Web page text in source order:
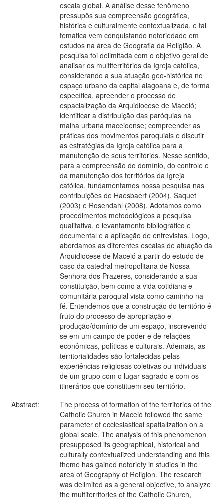
escala global. A análise desse fenômeno
pressupôs sua compreensão geográfica,
histórica e culturalmente contextualizada, e tal
temática vem conquistando notoriedade em
estudos na área de Geografia da Religião. A
pesquisa foi delimitada com o objetivo geral de
analisar os multiterritórios da Igreja católica,
considerando a sua atuação geo-histórica no
espaço urbano da capital alagoana e, de forma
específica, apreender o processo de
espacialização da Arquidiocese de Maceió;
identificar a distribuição das paróquias na
malha urbana maceioense; compreender as
práticas dos movimentos paroquiais e discutir
as estratégias da Igreja católica para a
manutenção de seus territórios. Nesse sentido,
para a compreensão do domínio, do controle e
da manutenção dos territórios da Igreja
católica, fundamentamos nossa pesquisa nas
contribuições de Haesbaert (2004), Saquet
(2003) e Rosendahl (2008). Adotamos como
procedimentos metodológicos a pesquisa
qualitativa, o levantamento bibliográfico e
documental e a aplicação de entrevistas. Logo,
abordamos as diferentes escalas de atuação da
Arquidiocese de Maceió a partir do estudo de
caso da catedral metropolitana de Nossa
Senhora dos Prazeres, considerando a sua
constituição, bem como a vida cotidiana e
comunitária paroquial vista como caminho na
fé. Entendemos que a construção do território é
fruto do processo de apropriação e
produção/domínio de um espaço, inscrevendo-
se em um campo de poder e de relações
econômicas, políticas e culturais. Ademais, as
territorialidades são fortalecidas pelas
experiências religiosas coletivas ou individuais
de um grupo com o lugar sagrado e com os
itinerários que constituem seu território.
Abstract:
The process of formation of the territories of the
Catholic Church in Maceió followed the same
parameter of ecclesiastical spatialization on a
global scale. The analysis of this phenomenon
presupposed its geographical, historical and
culturally contextualized understanding and this
theme has gained notoriety in studies in the
area of Geography of Religion. The research
was delimited as a general objective, to analyze
the multiterritories of the Catholic Church,